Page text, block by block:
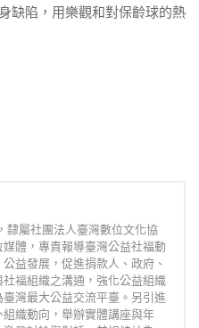
缺陷，用樂觀和對保齡球的熱
隸屬社團法人臺灣數位文化協
體，專責報導臺灣公益社福動
益發展，促進捐款人、政府、
福組織之溝通，強化公益組織
灣最大公益交流平臺。另引進
組織動向，舉辦實體講座與年